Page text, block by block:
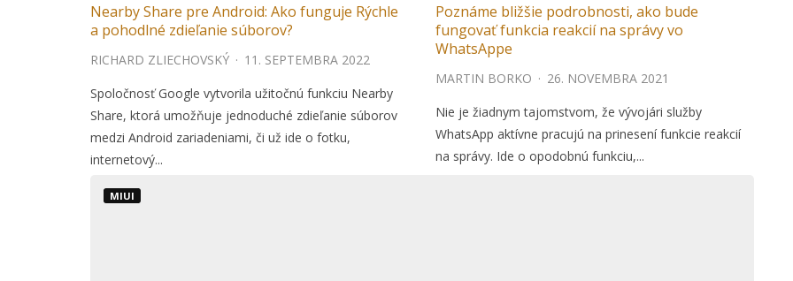
Nearby Share pre Android: Ako funguje Rýchle
a pohodlné zdieľanie súborov?
RICHARD ZLIECHOVSKÝ · 11. SEPTEMBRA 2022
Spoločnosť Google vytvorila užitočnú funkciu Nearby
Share, ktorá umožňuje jednoduché zdieľanie súborov
medzi Android zariadeniami, či už ide o fotku,
internetový...
Poznáme bližšie podrobnosti, ako bude
fungovať funkcia reakcií na správy vo
WhatsAppe
MARTIN BORKO · 26. NOVEMBRA 2021
Nie je žiadnym tajomstvom, že vývojári služby
WhatsApp aktívne pracujú na prinesení funkcie reakcií
na správy. Ide o opodobnú funkciu,...
MIUI